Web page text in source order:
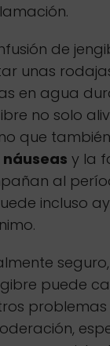
de
unas
en agua
no solo
que
náuseas y la
al
incluso
puede
problemas